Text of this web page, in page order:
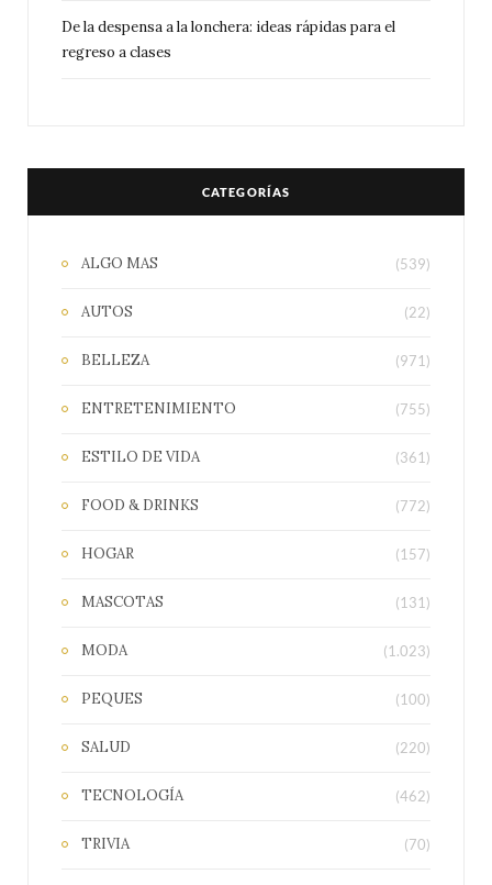
De la despensa a la lonchera: ideas rápidas para el
regreso a clases
CATEGORÍAS
ALGO MAS (539)
AUTOS (22)
BELLEZA (971)
ENTRETENIMIENTO (755)
ESTILO DE VIDA (361)
FOOD & DRINKS (772)
HOGAR (157)
MASCOTAS (131)
MODA (1.023)
PEQUES (100)
SALUD (220)
TECNOLOGÍA (462)
TRIVIA (70)